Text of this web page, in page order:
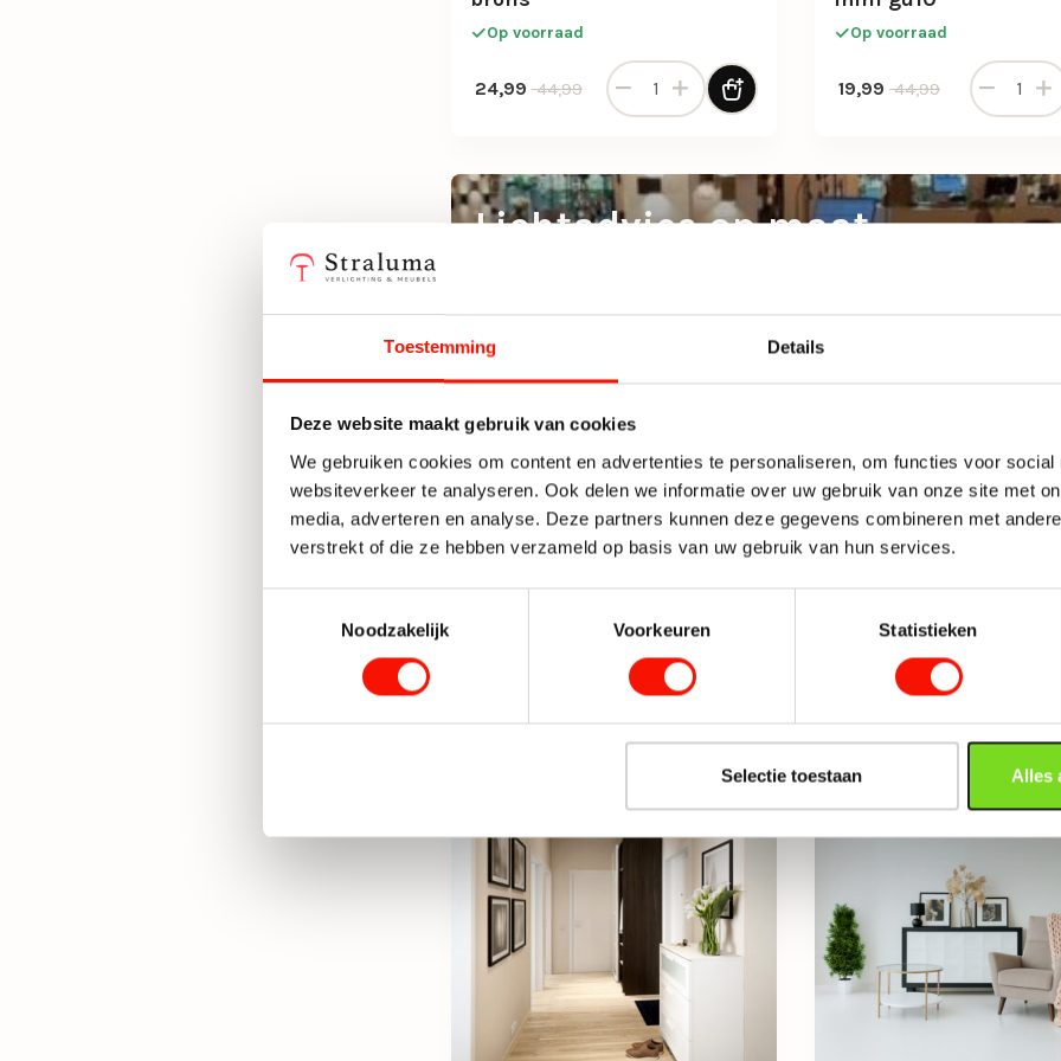
Toestemming Details
Deze website maakt gebruik van cookies
We gebruiken cookies om content en advertenties te personaliseren, om functies voor social
websiteverkeer te analyseren. Ook delen we informatie over uw gebruik van onze site met
media, adverteren en analyse. Deze partners kunnen deze gegevens combineren met
verstrekt of die ze hebben verzameld op basis van uw gebruik van hun services.
Noodzakelijk
Voorkeuren Statistieken
Selectie toestaan Alles
Op voorraad
44,99
Oorspronkelijke prijs was: 44,99.
24,99
Huidige prijs is: 24,99.
Plafondspot 1 lichts zwart-brons aantal
Op voorraad
44,99
Oorspronkelijke prijs
19,99
Huidige prijs is: 19,99.
Lichtadvies op maat